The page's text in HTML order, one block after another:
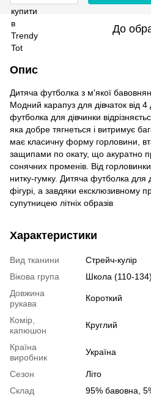
До
Опис
Дитяча футболка з м'якої
Модний карапуз для дівчаток від
футболка для дівчинки
яка добре тягнеться і витримує
має класичну форму горловини,
защипами по окату, що акуратно
сонячних променів. Від
нитку-гумку. Дитяча футболка для
фігурі, а завдяки ексклюзивному
супутницею літніх образів
Характеристики
Вид тканини
Стрейч-кулір
Вікова група
Школа (110-134)
Довжина
рукава
Короткий
Комір,
капюшон
Круглий
Країна
виробник
Україна
Сезон
Літо
Склад
95% бавовна,